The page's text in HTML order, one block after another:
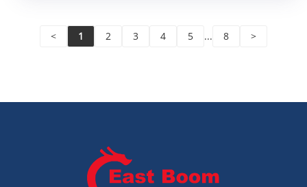
< 1 2 3 4 5 ... 8 >